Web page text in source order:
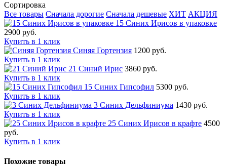
Сортировка
Все товары Сначала дорогие Сначала дешевые ХИТ АКЦИЯ
15 Синих Ирисов в упаковке
2900 руб.
Купить в 1 клик
Синяя Гортензия 1200 руб.
Купить в 1 клик
21 Синий Ирис 3860 руб.
Купить в 1 клик
15 Синих Гипсофил 5300 руб.
Купить в 1 клик
3 Синих Дельфиниума 1430 руб.
Купить в 1 клик
25 Синих Ирисов в крафте 4500
руб.
Купить в 1 клик
Похожие товары